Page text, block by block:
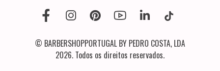
© BARBERSHOPPORTUGAL BY PEDRO COSTA, LDA
2026. Todos os direitos reservados.